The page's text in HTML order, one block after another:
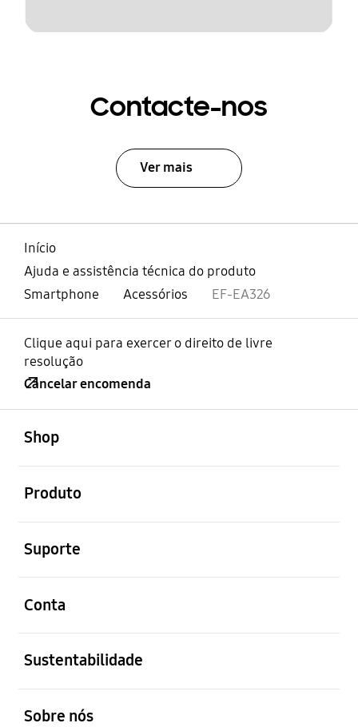
Contacte-nos
Ver mais
Início
Ajuda e assistência técnica do produto
Smartphone
Acessórios EF-EA326
Clique aqui para exercer o direito de livre
resolução
Cancelar encomenda
Shop
Produto
Suporte
Conta
Sustentabilidade
Sobre nós